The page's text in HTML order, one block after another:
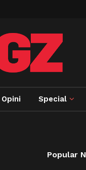
Opini Special
Popular